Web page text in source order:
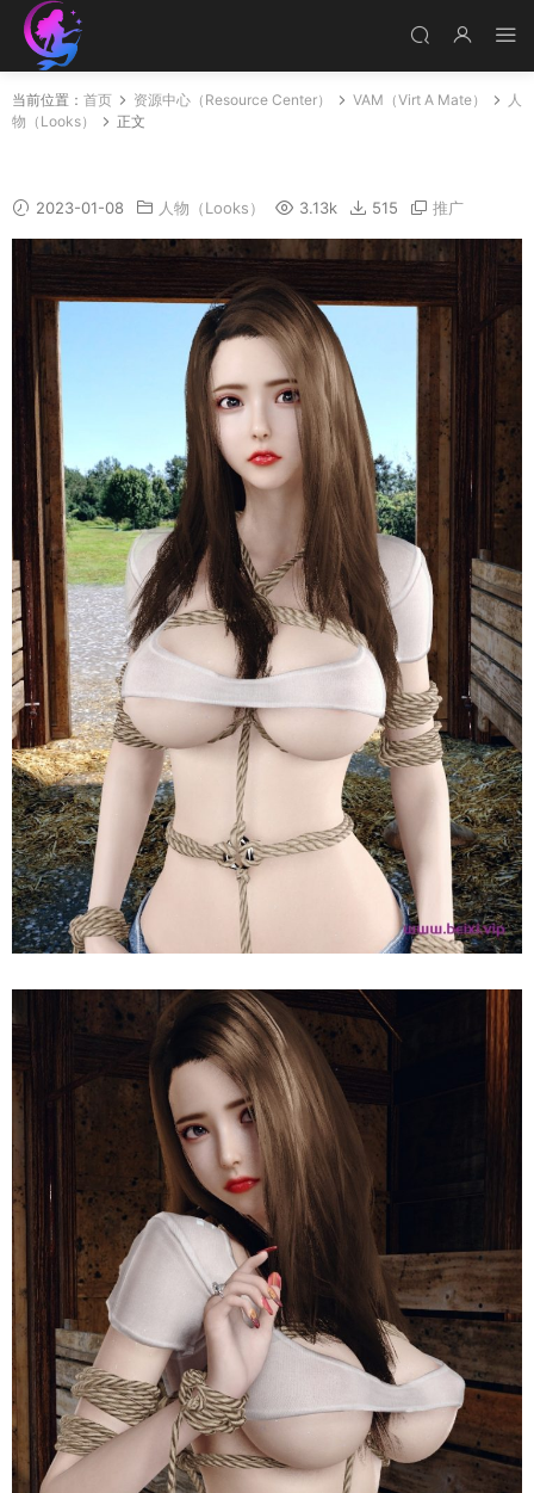
当前位置： 首页 资源中心（Resource Center） VAM（Virt A Mate）
人
物（Looks）
正文
2023-01-08 人物（Looks） 3.13k 515 推广